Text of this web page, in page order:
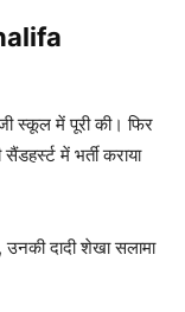
स्कूल में पूरी की। फिर
में भर्ती कराया
दादी शेखा सलामा